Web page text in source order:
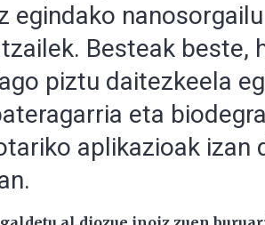
egindako
Besteak beste,
piztu daitezkeela
eta
aplikazioak izan